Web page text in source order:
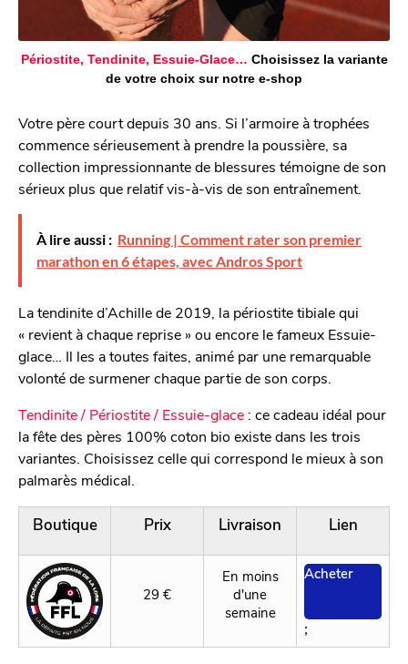
Périostite, Tendinite, Essuie-Glace… Choisissez la variante
de votre choix sur notre e-shop
Votre père court depuis 30 ans. Si l’armoire à trophées
commence sérieusement à prendre la poussière, sa
collection impressionnante de blessures témoigne de son
sérieux plus que relatif vis-à-vis de son entraînement.
À lire aussi : Running | Comment rater son premier
marathon en 6 étapes, avec Andros Sport
La tendinite d’Achille de 2019, la périostite tibiale qui
« revient à chaque reprise » ou encore le fameux Essuie-
glace… Il les a toutes faites, animé par une remarquable
volonté de surmener chaque partie de son corps.
Tendinite / Périostite / Essuie-glace : ce cadeau idéal pour
la fête des pères 100% coton bio existe dans les trois
variantes. Choisissez celle qui correspond le mieux à son
palmarès médical.
Boutique Prix Livraison Lien
29 €
En moins
d'une
semaine
Acheter
;